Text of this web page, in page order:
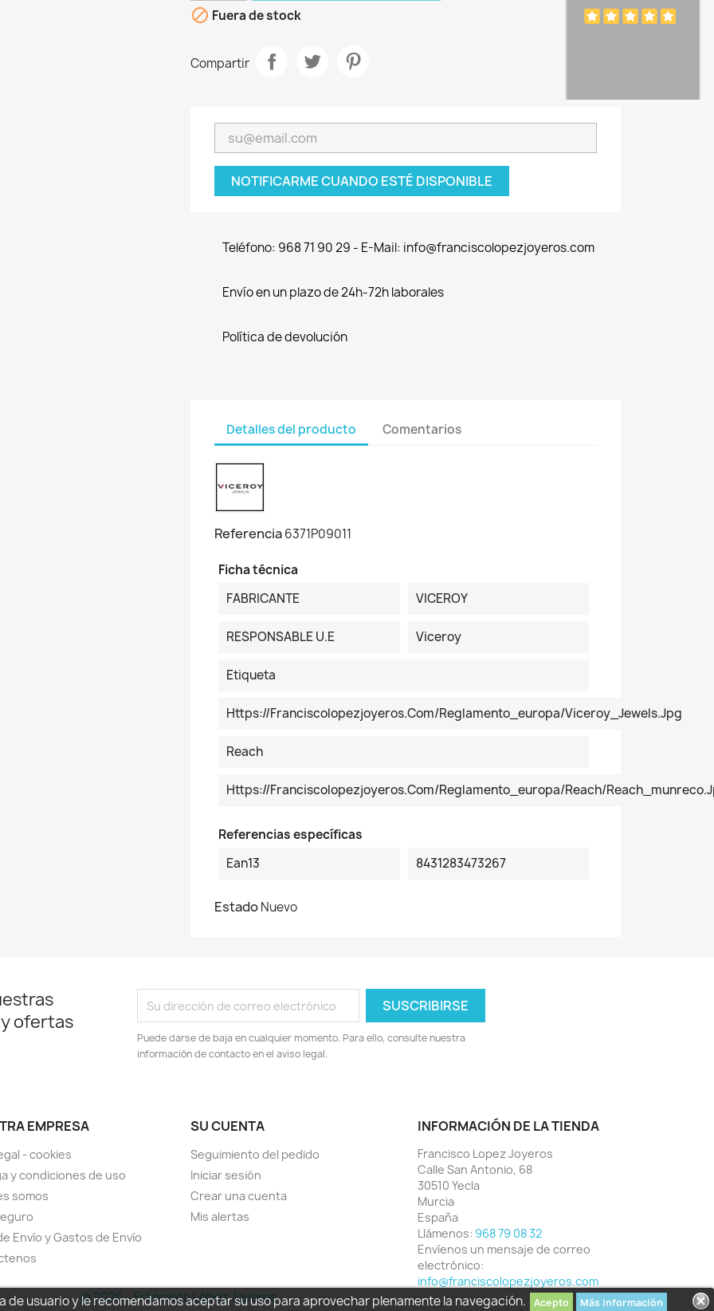
usuario y le recomendamos aceptar su uso para aprovechar plenamente la navegación. Acepto Más información
 Fuera de stock
Compartir
NOTIFICARME CUANDO ESTÉ DISPONIBLE
Teléfono: 968 71 90 29 - E-Mail: info@franciscolopezjoyeros.com
Envío en un plazo de 24h-72h laborales
Política de devolución
Detalles del producto Comentarios
Referencia6371P09011
Ficha técnica
FABRICANTE
VICEROY
RESPONSABLE U.E Viceroy
Etiqueta
Https://franciscolopezjoyeros.com/reglamento_europa/Viceroy_Jewels.jpg
Reach
Https://franciscolopezjoyeros.com/reglamento_europa/reach/
Referencias específicas
Ean13
8431283473267
EstadoNuevo
ofertas
Puede darse de baja en cualquier momento. Para ello, consulte nuestra
información de contacto en el aviso legal.
EMPRESA
- cookies
y condiciones de uso
somos
Envío y Gastos de Envío
SU CUENTA
Seguimiento del pedido
Iniciar sesión
Crear una cuenta
Mis alertas
INFORMACIÓN DE LA TIENDA
Francisco Lopez Joyeros
Calle San Antonio, 68
30510 Yecla
Murcia
España
Llámenos: 968 79 08 32
Envíenos un mensaje de correo
electrónico:
info@franciscolopezjoyeros.com
© 2026 - Francisco López Joyeros